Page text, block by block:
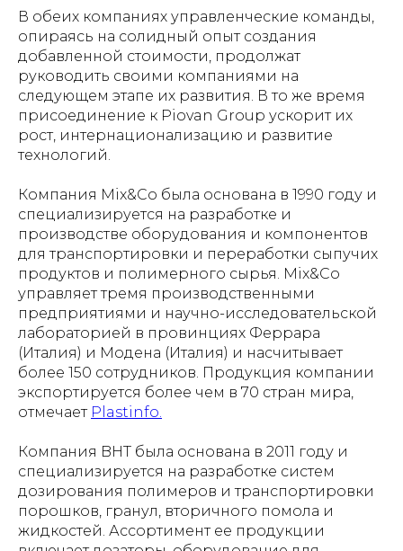
В обеих компаниях управленческие команды,
опираясь на солидный опыт создания
добавленной стоимости, продолжат
руководить своими компаниями на
следующем этапе их развития. В то же время
присоединение к Piovan Group ускорит их
рост, интернационализацию и развитие
технологий.
Компания Mix&Co была основана в 1990 году и
специализируется на разработке и
производстве оборудования и компонентов
для транспортировки и переработки сыпучих
продуктов и полимерного сырья. Mix&Co
управляет тремя производственными
предприятиями и научно-исследовательской
лабораторией в провинциях Феррара
(Италия) и Модена (Италия) и насчитывает
более 150 сотрудников. Продукция компании
экспортируется более чем в 70 стран мира,
отмечает Рlastinfo.
Компания BHT была основана в 2011 году и
специализируется на разработке систем
дозирования полимеров и транспортировки
порошков, гранул, вторичного помола и
жидкостей. Ассортимент ее продукции